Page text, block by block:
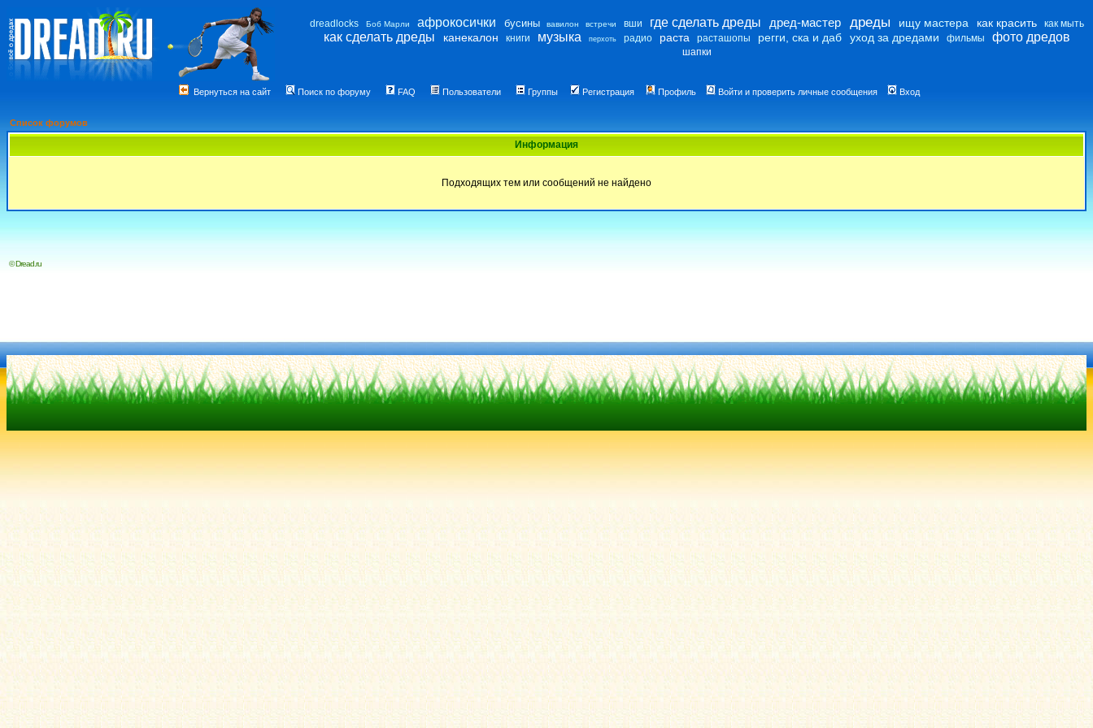
dreadlocks Боб Марли афрокосички бусины вавилон встречи вши где сделать дреды дред-мастер дреды ищу мастера как красить как мыть
как сделать дреды канекалон книги музыка перхоть радио раста расташопы регги, ска и даб уход за дредами фильмы фото дредов
шапки
Вернуться на сайт Поиск по форуму FAQ Пользователи Группы Регистрация Профиль Войти и проверить личные сообщения Вход
Список форумов
Информация
Подходящих тем или сообщений не найдено
© Dread.ru